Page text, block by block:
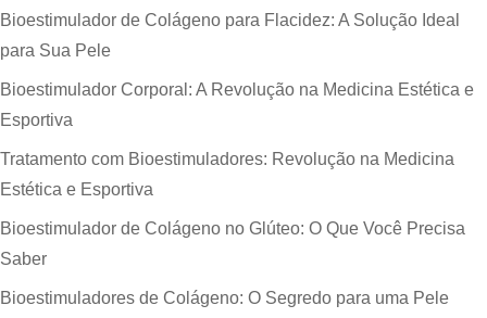
Bioestimulador de Colágeno para Flacidez: A Solução Ideal
para Sua Pele
Bioestimulador Corporal: A Revolução na Medicina Estética e
Esportiva
Tratamento com Bioestimuladores: Revolução na Medicina
Estética e Esportiva
Bioestimulador de Colágeno no Glúteo: O Que Você Precisa
Saber
Bioestimuladores de Colágeno: O Segredo para uma Pele